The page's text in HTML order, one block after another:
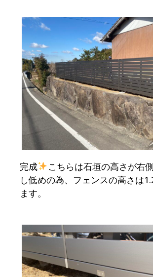
完成
こちらは石垣の高さが右
し低めの為、フェンスの高さは
ます。